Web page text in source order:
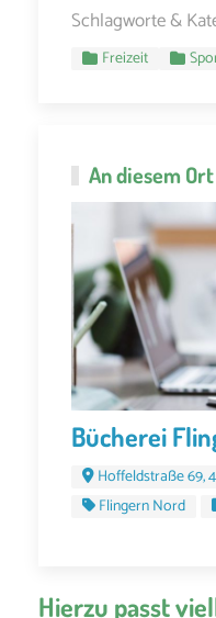
Schlagworte &
Freizeit
An diesem Ort
Bücherei
Hoffeldstraße 69,
Flingern Nord
Hierzu passt